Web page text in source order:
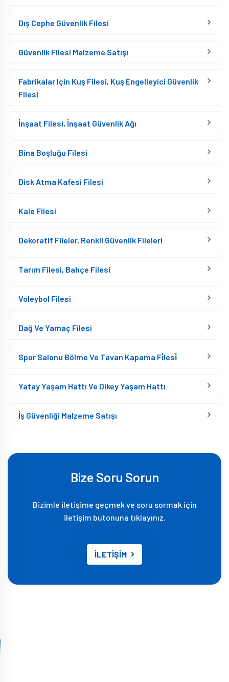
Dış Cephe Güvenlik Filesi
Güvenlik Filesi Malzeme Satışı
Fabrikalar Için Kuş Filesi, Kuş Engelleyici Güvenlik
Filesi
İnşaat Filesi, İnşaat Güvenlik Ağı
Bina Boşluğu Filesi
Disk Atma Kafesi Filesi
Kale Filesi
Dekoratif Fileler, Renkli Güvenlik Fileleri
Tarım Filesi, Bahçe Filesi
Voleybol Filesi
Dağ Ve Yamaç Filesi
Spor Salonu Bölme Ve Tavan Kapama Fi̇lesi̇
Yatay Yaşam Hattı Ve Dikey Yaşam Hattı
İş Güvenliği Malzeme Satışı
Bize Soru Sorun
Bizimle iletişime geçmek ve soru sormak için
iletişim butonuna tıklayınız.
İLETİŞİM